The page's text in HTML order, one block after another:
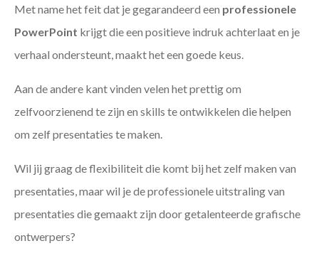
Met name het feit dat je gegarandeerd een professionele
PowerPoint krijgt die een positieve indruk achterlaat en je
verhaal ondersteunt, maakt het een goede keus.
Aan de andere kant vinden velen het prettig om
zelfvoorzienend te zijn en skills te ontwikkelen die helpen
om zelf presentaties te maken.
Wil jij graag de flexibiliteit die komt bij het zelf maken van
presentaties, maar wil je de professionele uitstraling van
presentaties die gemaakt zijn door getalenteerde grafische
ontwerpers?